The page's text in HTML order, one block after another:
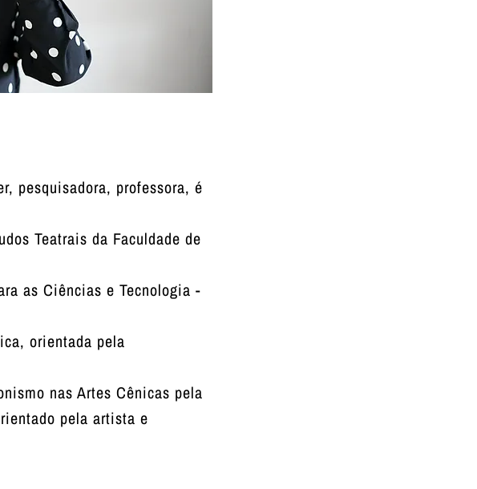
pesquisadora, professora, é
Teatrais da Faculdade de
as Ciências e Tecnologia -
orientada pela
nas Artes Cênicas pela
pela artista e